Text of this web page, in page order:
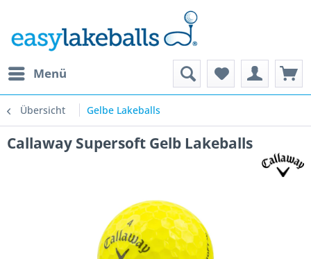
Menü
Übersicht Gelbe Lakeballs
Callaway Supersoft Gelb Lakeballs